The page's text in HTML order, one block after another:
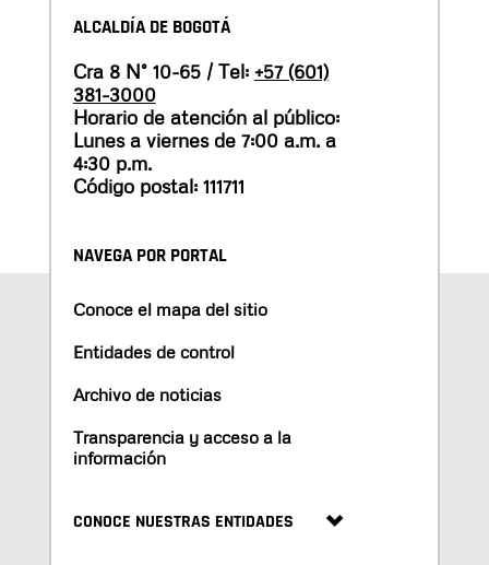
ALCALDÍA DE BOGOTÁ
Cra 8 N° 10-65 / Tel: +57 (601)
381-3000
Horario de atención al público:
Lunes a viernes de 7:00 a.m. a
4:30 p.m.
Código postal: 111711
NAVEGA POR PORTAL
Conoce el mapa del sitio
Entidades de control
Archivo de noticias
Transparencia y acceso a la
información
CONOCE NUESTRAS ENTIDADES